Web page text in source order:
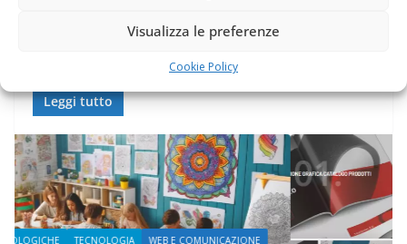
Visualizza le preferenze
Cookie Policy
un marchio registrato. Orgoglio della nostra terra e del
Leggi tutto